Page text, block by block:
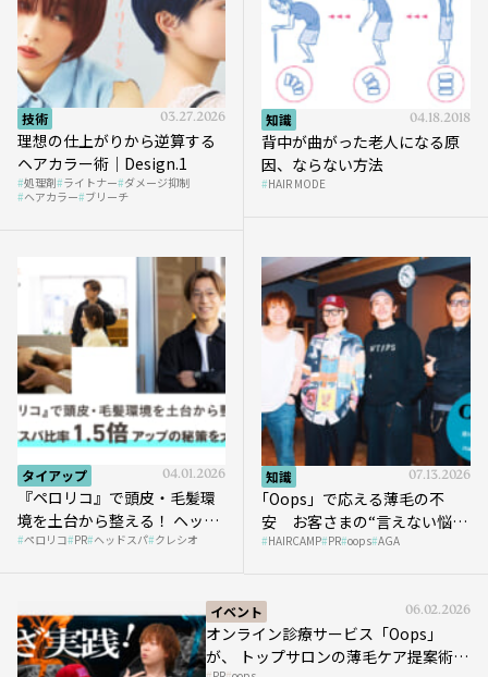
技術 03.27.2026
理想の仕上がりから逆算する
ヘアカラー術｜Design.1
処理剤 ライトナー ダメージ抑制
ヘアカラー ブリーチ
知識 04.18.2018
背中が曲がった老人になる原
因、ならない方法
HAIR MODE
タイアップ 04.01.2026
『ペロリコ』で頭皮・毛髪環
境を土台から整える！ ヘッド
スパ比率1.5倍アップの秘策を
ペロリコ PR ヘッドスパ クレシオ
知識 07.13.2026
｢Oops」で応える薄毛の不
安 お客さまの“言えない悩
み”にどう向き合う？ ＃01
HAIRCAMP PR oops AGA
イベント 06.02.2026
オンライン診療サービス「Oops」
が、 トップサロンの薄毛ケア提案術を